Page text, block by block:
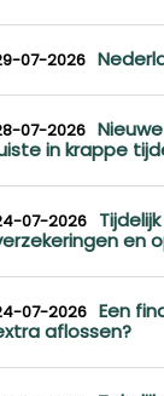
07-2026
07-2026
in krappe
07-2026
en
07-2026 Een
aflossen?